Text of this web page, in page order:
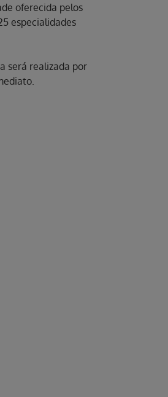
oferecida pelos
especialidades
será realizada por